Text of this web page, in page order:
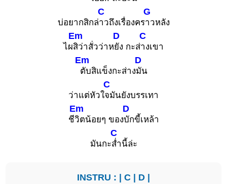
บ่อยากสิกล่
C
าวถึงเรื่องคร
G
าวหลัง
ไผ
Em
สิว่าสั่วว่าห
D
ยัง กะส่
C
างเขา
Em
ตับสิแข็งกะส่าง
D
มัน
ว่าแต่หัวใ
C
จมันยังบรรเทา
ชี
Em
วิตน้อยๆ ของ
D
บักขี้เหล้า
มันกะ
C
ส่ำนี้ล่ะ
INSTRU : | C | D |